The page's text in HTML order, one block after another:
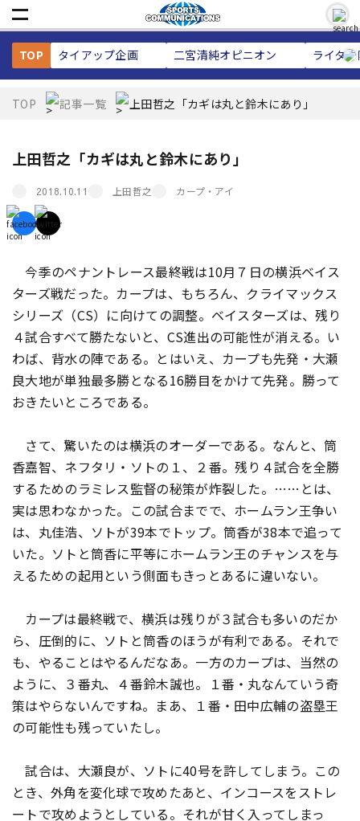
TOP タイアップ企画 二宮清純オピニオン ライタ
TOP 記事一覧 上田哲之「カギは丸と鈴木にあり」
上田哲之「カギは丸と鈴木にあり」
2018.10.11 上田哲之 カープ・アイ
今季のペナントレース最終戦は10月７日の横浜ベイス
ターズ戦だった。カープは、もちろん、クライマックス
シリーズ（CS）に向けての調整。ベイスターズは、残り
４試合すべて勝たないと、CS進出の可能性が消える。い
わば、背水の陣である。とはいえ、カープも先発・大瀬
良大地が単独最多勝となる16勝目をかけて先発。勝って
おきたいところである。
さて、驚いたのは横浜のオーダーである。なんと、筒
香嘉智、ネフタリ・ソトの１、２番。残り４試合を全勝
するためのラミレス監督の秘策が炸裂した。……とは、
実は思わなかった。この試合までで、ホームラン王争い
は、丸佳浩、ソトが39本でトップ。筒香が38本で追って
いた。ソトと筒香に平等にホームラン王のチャンスを与
えるための起用という側面もきっとあるに違いない。
カープは最終戦で、横浜は残りが３試合も多いのだか
ら、圧倒的に、ソトと筒香のほうが有利である。それで
も、やることはやるんだなあ。一方のカープは、当然の
ように、３番丸、４番鈴木誠也。１番・丸なんていう奇
策はやらないんですね。まあ、１番・田中広輔の盗塁王
の可能性も残っていたし。
試合は、大瀬良が、ソトに40号を許してしまう。この
とき、外角を変化球で攻めたあと、インコースをストレ
ートで攻めようとしている。それが甘く入ってしまっ